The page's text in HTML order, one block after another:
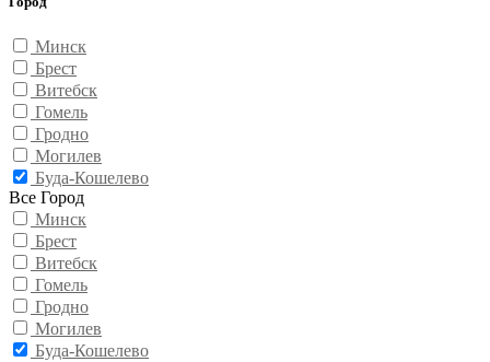
Минск
Брест
Витебск
Гомель
Гродно
Могилев
Буда-Кошелево
Все Город
Минск
Брест
Витебск
Гомель
Гродно
Могилев
Буда-Кошелево